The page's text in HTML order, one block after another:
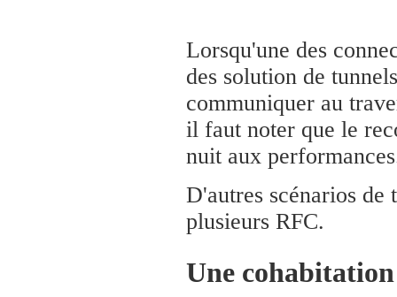
Lorsqu'une des
des solution de
communiquer au
il faut noter que le
nuit aux
D'autres scénarios de
plusieurs RFC.
Une